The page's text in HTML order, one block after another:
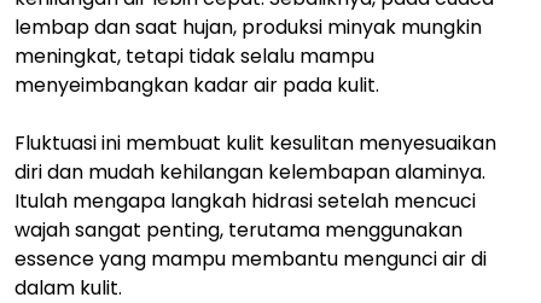
lembap dan saat hujan, produksi minyak mungkin
meningkat, tetapi tidak selalu mampu
menyeimbangkan kadar air pada kulit.
Fluktuasi ini membuat kulit kesulitan menyesuaikan
diri dan mudah kehilangan kelembapan alaminya.
Itulah mengapa langkah hidrasi setelah mencuci
wajah sangat penting, terutama menggunakan
essence yang mampu membantu mengunci air di
dalam kulit.